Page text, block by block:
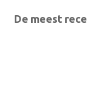
De meest